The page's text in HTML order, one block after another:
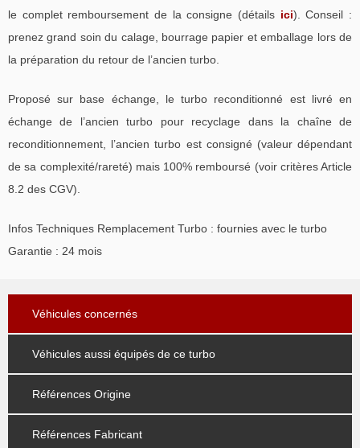
le complet remboursement de la consigne (détails ici). Conseil :
prenez grand soin du calage, bourrage papier et emballage lors de
la préparation du retour de l’ancien turbo.
Proposé sur base échange, le turbo reconditionné est livré en
échange de l’ancien turbo pour recyclage dans la chaîne de
reconditionnement, l’ancien turbo est consigné (valeur dépendant
de sa complexité/rareté) mais 100% remboursé (voir critères Article
8.2 des CGV).
Infos Techniques Remplacement Turbo : fournies avec le turbo
Garantie : 24 mois
Véhicules concernés
Véhicules aussi équipés de ce turbo
Références Origine
Références Fabricant